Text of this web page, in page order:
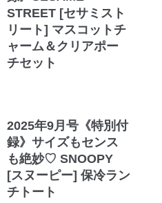
STREET [セサミスト
リート] マスコットチ
ャーム＆クリアポー
チセット
2025年9月号《特別付
録》サイズもセンス
も絶妙♡ SNOOPY
[スヌーピー] 保冷ラン
チトート